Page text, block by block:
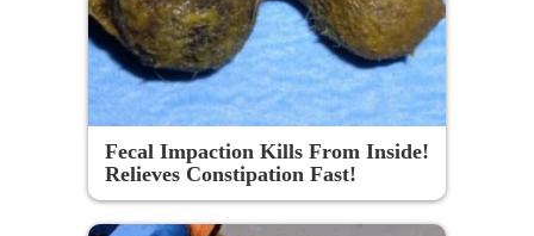
Fecal Impaction Kills From Inside!
Relieves Constipation Fast!